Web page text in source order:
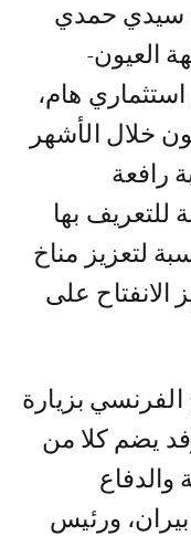
سيدي حمدي
العيون-
هام،
خلال الأشهر
رافعة
للتعريف بها
لتعزيز مناخ
الانفتاح على
بزيارة
يضم كلا من
والدفاع
ورئيس